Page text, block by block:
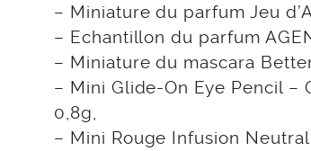
– Miniature du parfum Jeu
– Echantillon du parfum
– Miniature du mascara
– Mini Glide-On Eye Pencil –
0,8g,
– Mini Rouge Infusion